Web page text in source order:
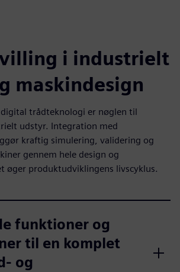
i industrielt
maskindesign
trådteknologi er nøglen til
udstyr. Integration med
kraftig simulering, validering og
gennem hele design og
øger produktudviklingens livscyklus.
funktioner og
til en komplet
og